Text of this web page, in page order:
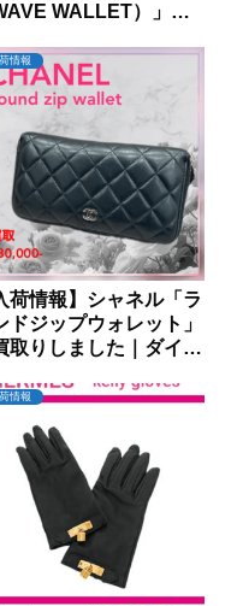
WALLET）」を
セブン
情報
荷情報】シャネル「ラ
ドジップウォレット」
取りしました｜ダイヤ
情報